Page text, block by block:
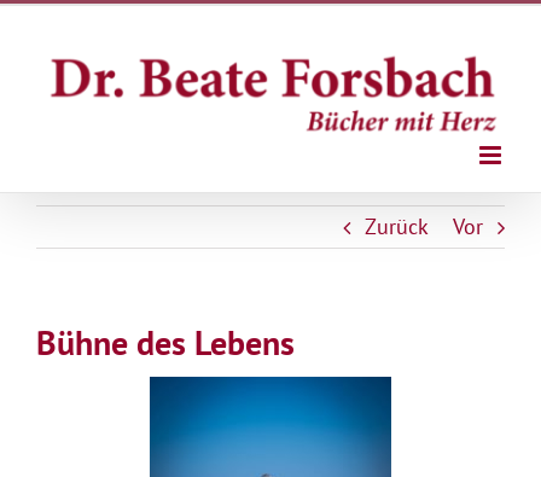
Zum
springen
Zurück Vor
Bühne des Lebens